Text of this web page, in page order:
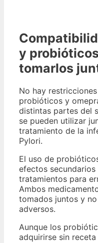
y
tomarlos
No hay
probióticos y
distintas partes del
se pueden utilizar
tratamiento de la
Pylori.
El uso de
efectos
tratamientos para
Ambos
tomados juntos y
adversos.
Aunque los
adquirirse sin